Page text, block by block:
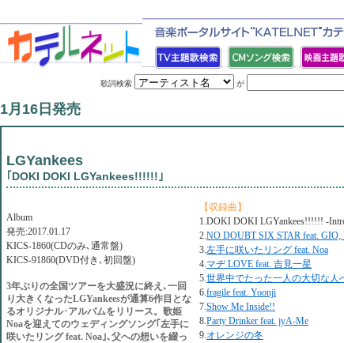
歌詞検索 が
1月16日発売
LGYankees
｢DOKI DOKI LGYankees!!!!!!｣
【収録曲】
1.DOKI DOKI LGYankees!!!!!! -
2.NO DOUBT SIX STAR feat. GIO,
3.左手に咲いたリング feat. Noa
4.マヂ LOVE feat. 吉見一星
5.世界中でたった一人の大切な人
6.fragile feat. Yoonji
7.Show Me Inside!!
8.Party Drinker feat. jyA-Me
9.オレンジの冬
Album
発売:2017.01.17
KICS-1860(CDのみ､通常盤)
KICS-91860(DVD付き､初回盤)
3年ぶりの全国ツアーを大盛況に終え､一回
り大きくなったLGYankeesが通算6作目とな
るオリジナル･アルバムをリリース。歌姫
Noaを迎えてのウェディングソング｢左手に
咲いたリング feat. Noa｣､父への想いを綴っ